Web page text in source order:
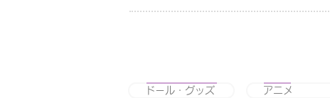
ドール・グッズ アニメ